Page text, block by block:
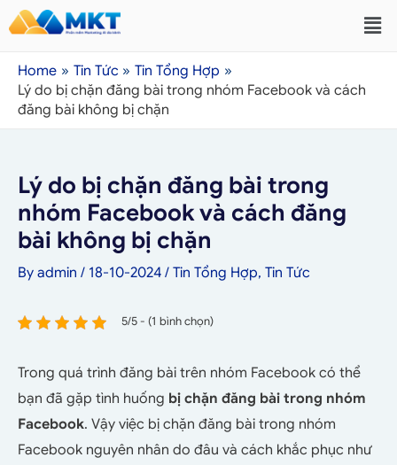
Home Tin Tức
Tin Tổng Hợp
Lý do bị chặn đăng bài trong nhóm Facebook và cách
đăng bài không bị chặn
Lý do bị chặn đăng bài trong
nhóm Facebook và cách đăng
bài không bị chặn
By admin / 18-10-2024 / Tin Tổng Hợp, Tin Tức
5/5 - (1 bình chọn)
Trong quá trình đăng bài trên nhóm Facebook có thể
bạn đã gặp tình huống bị chặn đăng bài trong nhóm
Facebook. Vậy việc bị chặn đăng bài trong nhóm
Facebook nguyên nhân do đâu và cách khắc phục như